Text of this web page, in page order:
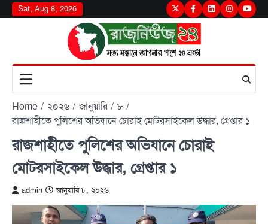
Skip
to
Sat, Aug 8, 2026 TwitterFacebook
LinkedInInstagram
Home ২০২৬ জানুয়ারি
৮
রাজশাহীতে পুলিশের অভিযানে চোরাই মোটরসাইকেল উদ্ধার, গ্রেপ্তার ১
রাজশাহীতে পুলিশের অভিযানে চোরাই
মোটরসাইকেল উদ্ধার, গ্রেপ্তার ১
admin জানুয়ারি ৮, ২০২৬